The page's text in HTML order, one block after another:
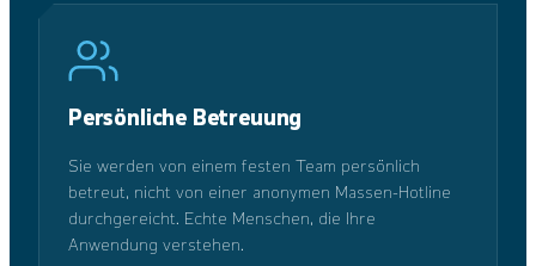
Persönliche Betreuung
Sie werden von einem festen Team persönlich
betreut, nicht von einer anonymen Massen-Hotline
durchgereicht. Echte Menschen, die Ihre
Anwendung verstehen.